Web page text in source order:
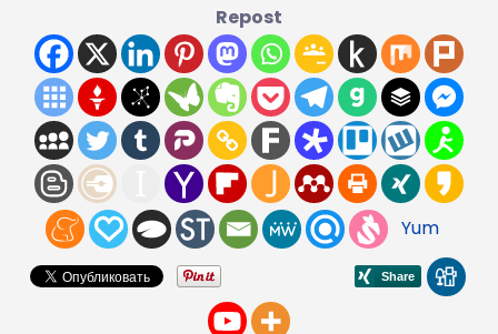
Repost
Yum